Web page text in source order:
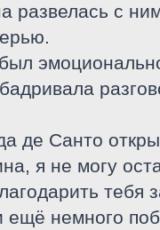
развелась с
де Санто
я не могу
тебя
ещё немного